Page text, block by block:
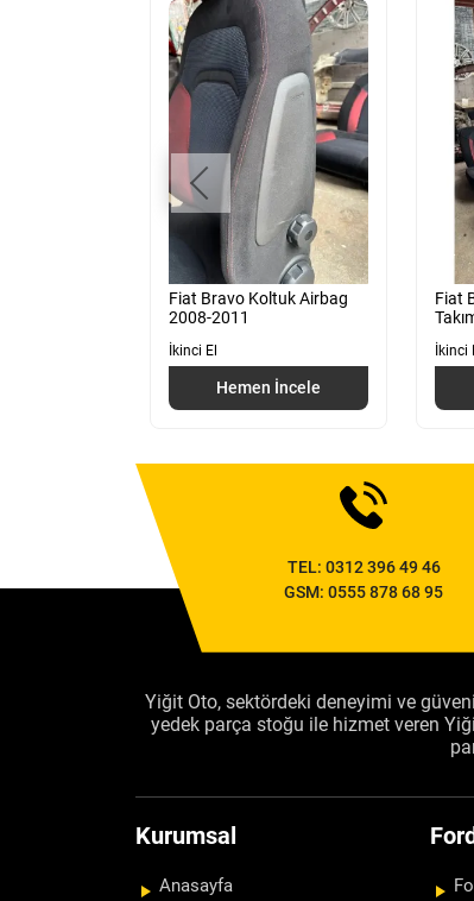
Fiat Bravo Koltuk Airbag
2008-2011
İkinci El
Hemen İncele
Fiat
İkinci
TEL: 0312 396 49 46
GSM:0555 878 68 95
Yiğit Oto, sektördeki deneyimi ve
yedek parça stoğu ile hizmet veren
Kurumsal
Anasayfa